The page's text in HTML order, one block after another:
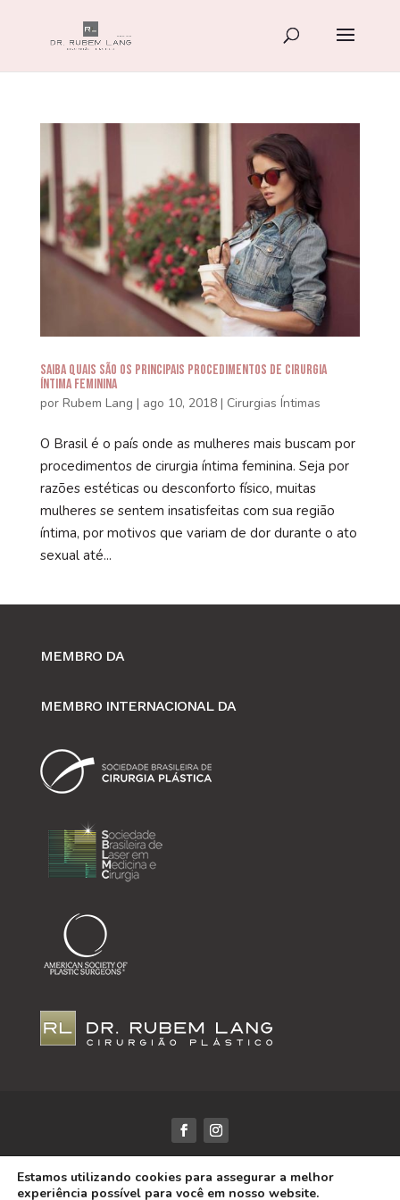
Saiba quais são os principais procedimentos de Cirurgia
Íntima Feminina
por Rubem Lang | ago 10, 2018| Cirurgias Íntimas
O Brasil é o país onde as mulheres mais buscam por
procedimentos de cirurgia íntima feminina. Seja por
razões estéticas ou desconforto físico, muitas
mulheres se sentem insatisfeitas com sua região
íntima, por motivos que variam de dor durante o ato
sexual até...
MEMBRO DA
MEMBRO INTERNACIONAL DA
Reservados | Desenvolvido porDRS Marketing
Estamos utilizando cookies para assegurar a melhor
experiência possível para você em nosso website.